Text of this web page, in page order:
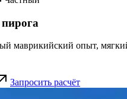
маврикийский опыт,
Запросить расчёт